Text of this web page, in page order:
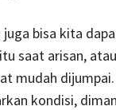
juga bisa kita
saat arisan,
mudah
kondisi,